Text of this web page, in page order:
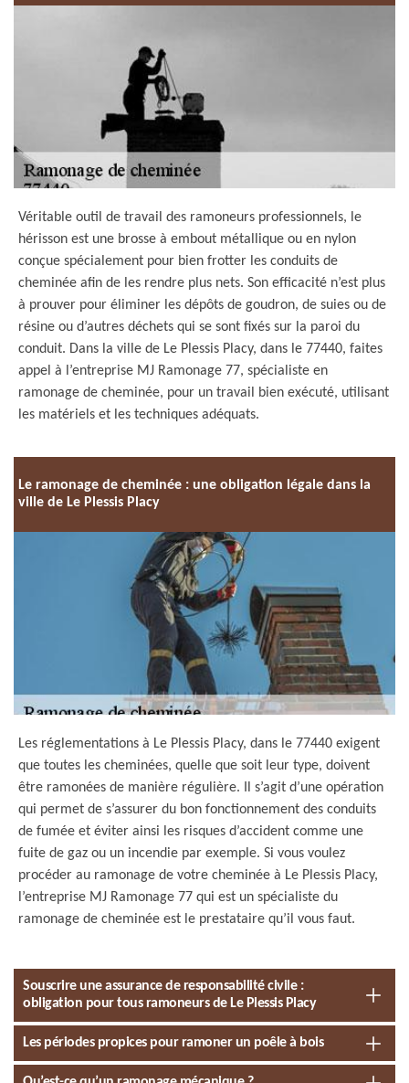
Véritable outil de travail des ramoneurs professionnels, le
hérisson est une brosse à embout métallique ou en nylon
conçue spécialement pour bien frotter les conduits de
cheminée afin de les rendre plus nets. Son efficacité n’est plus
à prouver pour éliminer les dépôts de goudron, de suies ou de
résine ou d’autres déchets qui se sont fixés sur la paroi du
conduit. Dans la ville de Le Plessis Placy, dans le 77440, faites
appel à l’entreprise MJ Ramonage 77, spécialiste en
ramonage de cheminée, pour un travail bien exécuté, utilisant
les matériels et les techniques adéquats.
Le ramonage de cheminée : une obligation légale dans la
ville de Le Plessis Placy
Les réglementations à Le Plessis Placy, dans le 77440 exigent
que toutes les cheminées, quelle que soit leur type, doivent
être ramonées de manière régulière. Il s’agit d’une opération
qui permet de s’assurer du bon fonctionnement des conduits
de fumée et éviter ainsi les risques d’accident comme une
fuite de gaz ou un incendie par exemple. Si vous voulez
procéder au ramonage de votre cheminée à Le Plessis Placy,
l’entreprise MJ Ramonage 77 qui est un spécialiste du
ramonage de cheminée est le prestataire qu’il vous faut.
Souscrire une assurance de responsabilité civile :
obligation pour tous ramoneurs de Le Plessis Placy
Les périodes propices pour ramoner un poêle à bois